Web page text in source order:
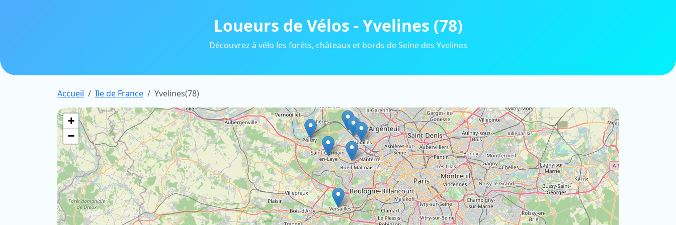
Loueurs de Vélos - Yvelines (78)
Découvrez à vélo les forêts, châteaux et bords de Seine des Yvelines
Accueil Ile de France Yvelines(78)
+
−